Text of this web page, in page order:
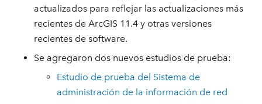
actualizados para reflejar las actualizaciones más
recientes de ArcGIS 11.4 y otras versiones
recientes de software.
Se agregaron dos nuevos estudios de prueba:
Estudio de prueba del Sistema de
administración de la información de red